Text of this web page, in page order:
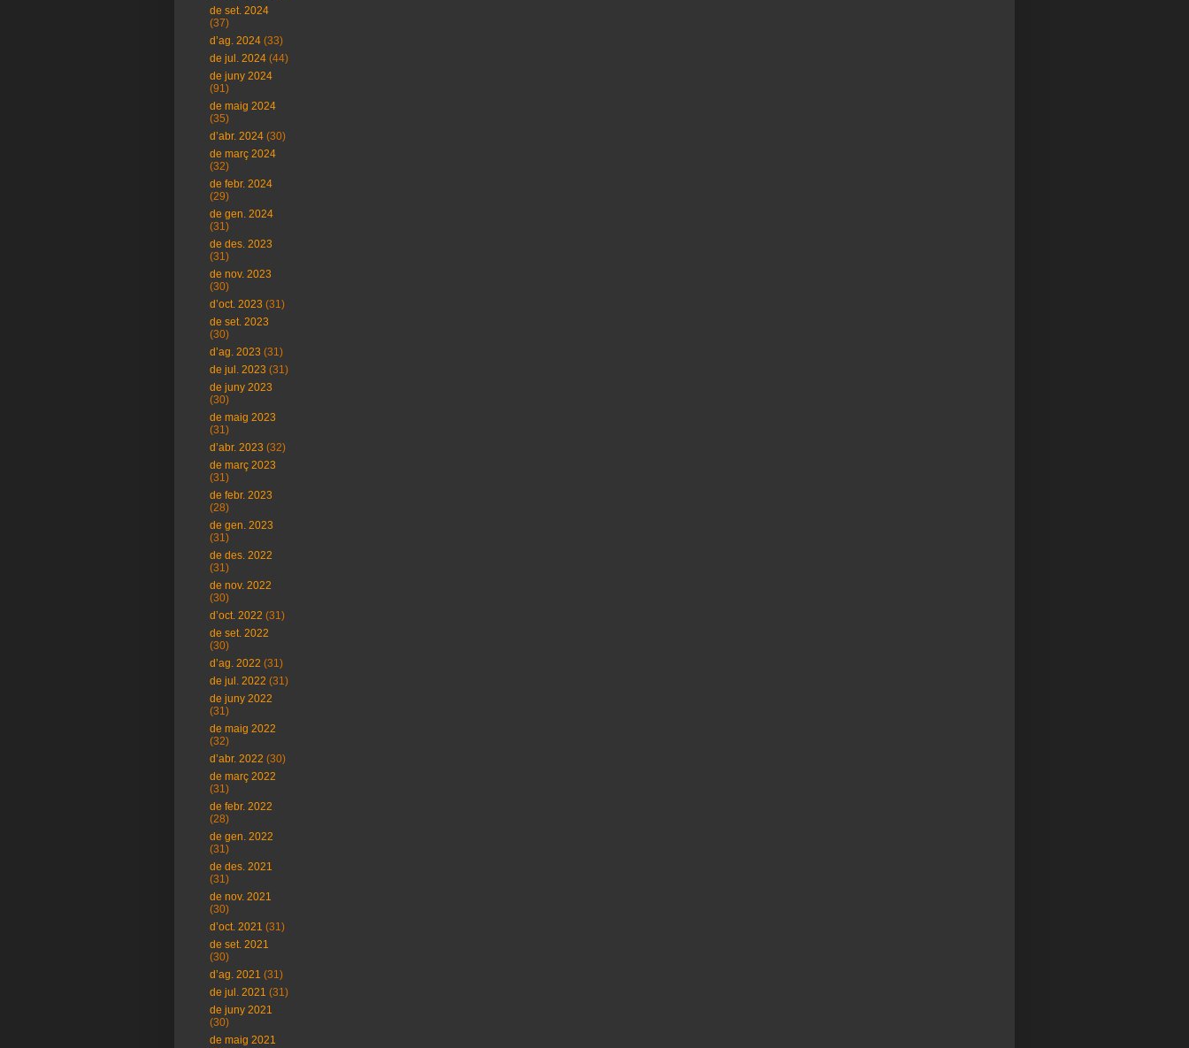
de set. 2024
(37)
d’ag. 2024 (33)
de jul. 2024 (44)
de juny 2024
(91)
de maig 2024
(35)
d’abr. 2024 (30)
de març 2024
(32)
de febr. 2024
(29)
de gen. 2024
(31)
de des. 2023
(31)
de nov. 2023
(30)
d’oct. 2023 (31)
de set. 2023
(30)
d’ag. 2023 (31)
de jul. 2023 (31)
de juny 2023
(30)
de maig 2023
(31)
d’abr. 2023 (32)
de març 2023
(31)
de febr. 2023
(28)
de gen. 2023
(31)
de des. 2022
(31)
de nov. 2022
(30)
d’oct. 2022 (31)
de set. 2022
(30)
d’ag. 2022 (31)
de jul. 2022 (31)
de juny 2022
(31)
de maig 2022
(32)
d’abr. 2022 (30)
de març 2022
(31)
de febr. 2022
(28)
de gen. 2022
(31)
de des. 2021
(31)
de nov. 2021
(30)
d’oct. 2021 (31)
de set. 2021
(30)
d’ag. 2021 (31)
de jul. 2021 (31)
de juny 2021
(30)
de maig 2021